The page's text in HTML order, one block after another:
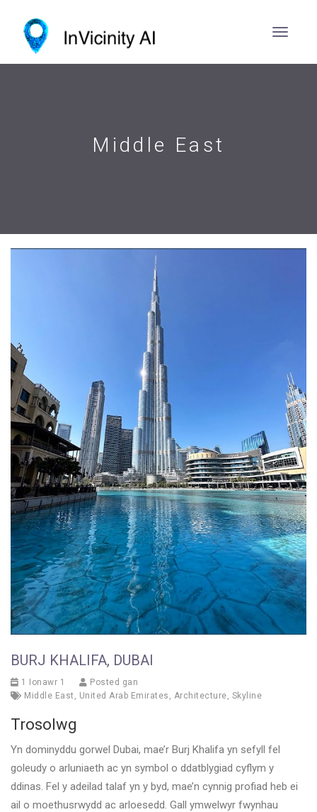
Middle East
BURJ KHALIFA, DUBAI
1 Ionawr 1
Posted gan
Middle East
United Arab Emirates Architecture Skyline
Trosolwg
Yn dominyddu gorwel Dubai, mae’r Burj Khalifa yn sefyll fel
goleudy o arluniaeth ac yn symbol o ddatblygiad cyflym y
ddinas. Fel y adeilad talaf yn y byd, mae’n cynnig profiad heb ei
ail o moethusrwydd ac arloesedd. Gall ymwelwyr fwynhau